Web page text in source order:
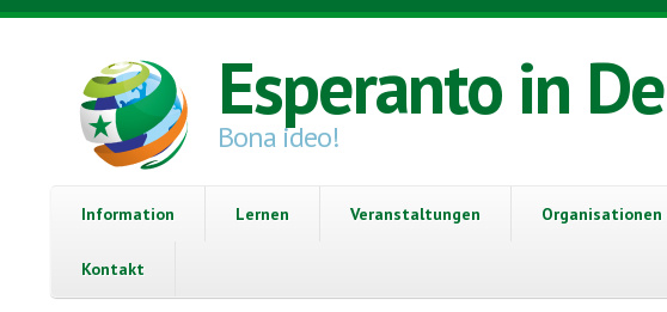
Direkt zum Inhalt
Esperanto in
Bona ideo!
Information Lernen Veranstaltungen Organisationen
Kontakt